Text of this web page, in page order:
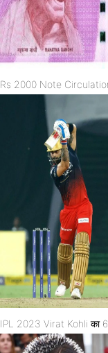
Rs 2000 Note Circulation
IPL 2023 Virat Kohli का